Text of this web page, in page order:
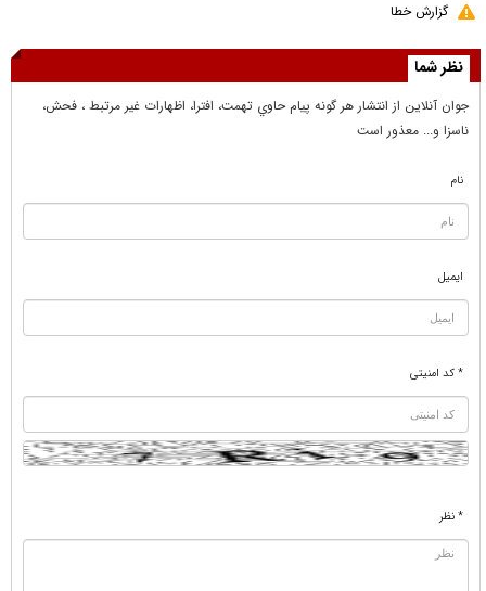
گزارش خطا
نظر شما
جوان آنلاين از انتشار هر گونه پيام حاوي تهمت، افترا، اظهارات غير مرتبط ، فحش،
ناسزا و... معذور است
نام
ایمیل
* کد امنیتی
* نظر